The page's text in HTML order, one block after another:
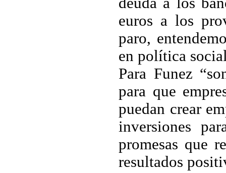
euros a los
paro,
en política
Para Funez
para que
puedan crear
inversiones
promesas que
resultados